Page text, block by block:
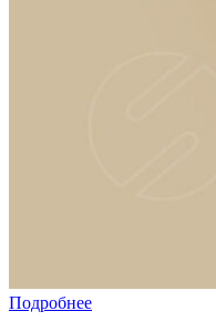
Подробнее